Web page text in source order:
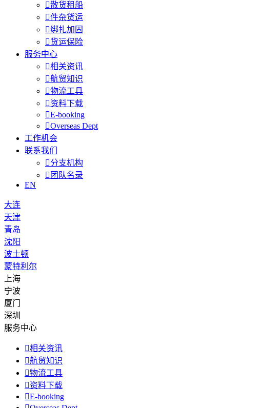
散货租船
件杂货运
绑扎加固
货运保险
服务中心
相关资讯
航贸知识
物流工具
资料下载
E-booking
Overseas Dept
工作机会
联系我们
分支机构
 团队名录
EN
大连
天津
青岛
沈阳
波士顿
蒙特利尔
上海
宁波
厦门
深圳
服务中心
相关资讯
航贸知识
物流工具
资料下载
E-booking